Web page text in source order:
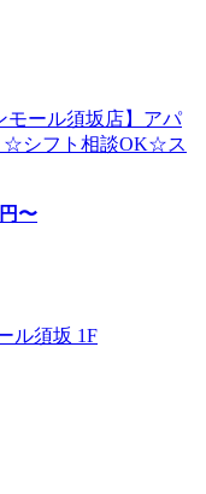
モール須坂店】アパ
☆シフト相談OK☆ス
円〜
ル須坂 1F